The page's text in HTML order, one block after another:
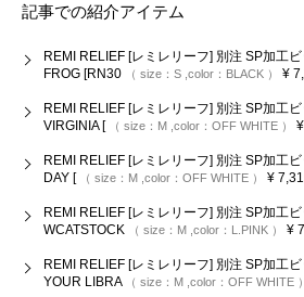
記事での紹介アイテム
REMI RELIEF [レミレリーフ] 別注 SP加工
FROG [RN30
size： S color： BLACK ¥
REMI RELIEF [レミレリーフ] 別注 SP加工
VIRGINIA [
size： M color： OFF WHITE ¥
REMI RELIEF [レミレリーフ] 別注 SP加工
DAY [
size： M color： OFF WHITE ¥
REMI RELIEF [レミレリーフ] 別注 SP加工
WCATSTOCK
size： M color： L.PINK ¥
REMI RELIEF [レミレリーフ] 別注 SP加工
YOUR LIBRA
size： M color： OFF WHITE